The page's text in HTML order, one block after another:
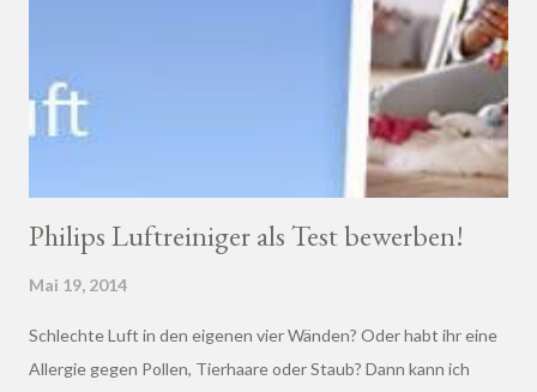
Philips Luftreiniger als Test bewerben!
Mai 19, 2014
Schlechte Luft in den eigenen vier Wänden? Oder habt ihr eine
Allergie gegen Pollen, Tierhaare oder Staub? Dann kann ich